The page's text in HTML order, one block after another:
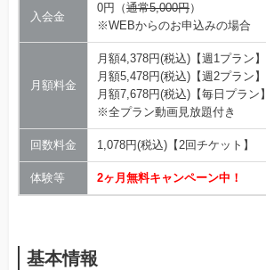
入会金
0円（通常5,000円）
※WEBからのお申込みの場合
月額料金
月額4,378円(税込)【週1プラン】
月額5,478円(税込)【週2プラン】
月額7,678円(税込)【毎日プラン】
※全プラン動画見放題付き
回数料金 1,078円(税込)【2回チケット】
体験等 2ヶ月無料キャンペーン中！
基本情報